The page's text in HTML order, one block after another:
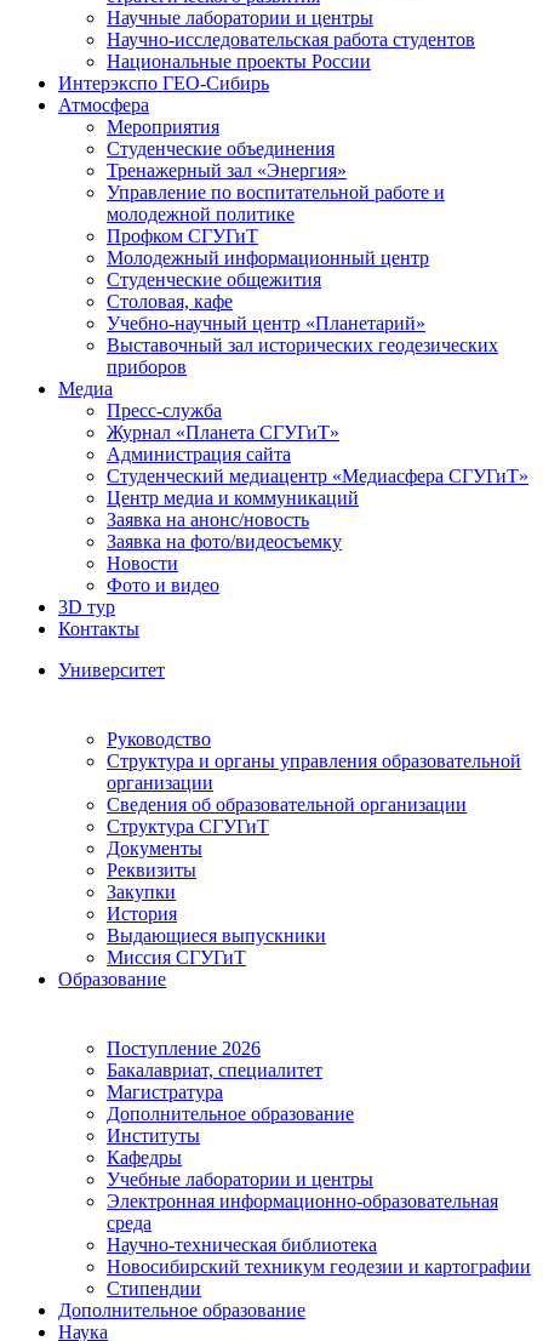
Научные лаборатории и центры
Научно-исследовательская работа студентов
Национальные проекты России
Интерэкспо ГЕО-Сибирь
Атмосфера
Мероприятия
Студенческие объединения
Тренажерный зал «Энергия»
Управление по воспитательной работе и
молодежной политике
Профком СГУГиТ
Молодежный информационный центр
Студенческие общежития
Столовая, кафе
Учебно-научный центр «Планетарий»
Выставочный зал исторических геодезических
приборов
Медиа
Пресс-служба
Журнал «Планета СГУГиТ»
Администрация сайта
Студенческий медиацентр «Медиасфера СГУГиТ»
Центр медиа и коммуникаций
Заявка на анонс/новость
Заявка на фото/видеосъемку
Новости
Фото и видео
3D тур
Контакты
Университет
Руководство
Структура и органы управления образовательной
организации
Сведения об образовательной организации
Структура СГУГиТ
Документы
Реквизиты
Закупки
История
Выдающиеся выпускники
Миссия СГУГиТ
Образование
Поступление 2026
Бакалавриат, специалитет
Магистратура
Дополнительное образование
Институты
Кафедры
Учебные лаборатории и центры
Электронная информационно-образовательная
среда
Научно-техническая библиотека
Новосибирский техникум геодезии и картографии
Стипендии
Дополнительное образование
Наука